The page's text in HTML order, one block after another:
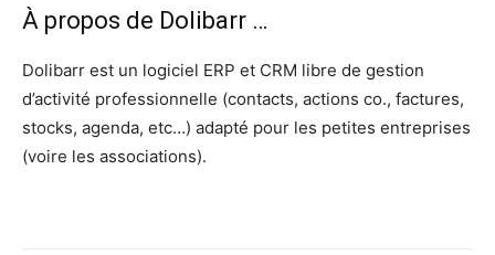
À propos de Dolibarr …
Dolibarr est un logiciel ERP et CRM libre de gestion
d’activité professionnelle (contacts, actions co., factures,
stocks, agenda, etc…) adapté pour les petites entreprises
(voire les associations).